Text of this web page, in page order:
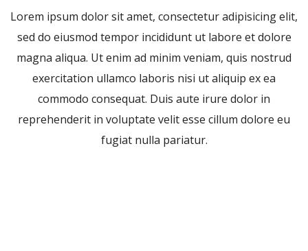
Lorem ipsum dolor sit amet, consectetur adipisicing elit,
sed do eiusmod tempor incididunt ut labore et dolore
magna aliqua. Ut enim ad minim veniam, quis nostrud
exercitation ullamco laboris nisi ut aliquip ex ea
commodo consequat. Duis aute irure dolor in
reprehenderit in voluptate velit esse cillum dolore eu
fugiat nulla pariatur.